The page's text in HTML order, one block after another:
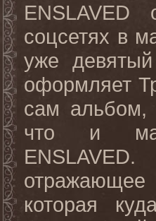
ENSLAVED
соцсетях в
уже
оформляет
сам альбом,
что и
отражающее
которая